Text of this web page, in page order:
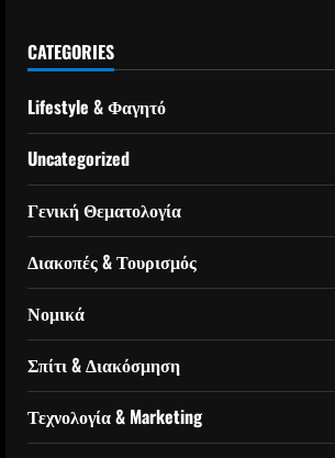
CATEGORIES
Lifestyle & Φαγητό
Uncategorized
Γενική Θεματολογία
Διακοπές & Τουρισμός
Νομικά
Σπίτι & Διακόσμηση
Τεχνολογία & Marketing